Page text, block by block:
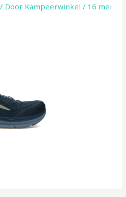
/ Door Kampeerwinkel/ 16 mei